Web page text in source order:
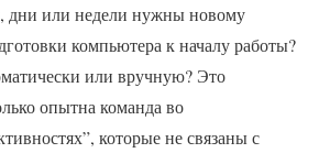
дни или недели нужны новому
компьютера к началу работы?
или вручную? Это
опытна команда во
которые не связаны с